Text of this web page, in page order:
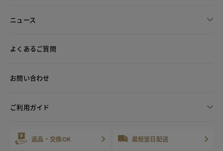
ニュース
よくあるご質問
お問い合わせ
ご利用ガイド
返品・交換OK 最短翌日配送